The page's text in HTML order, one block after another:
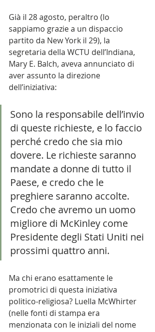
Già il 28 agosto, peraltro (lo
sappiamo grazie a un dispaccio
partito da New York il 29), la
segretaria della WCTU dell’Indiana,
Mary E. Balch, aveva annunciato di
aver assunto la direzione
dell’iniziativa:
Sono la responsabile dell’invio
di queste richieste, e lo faccio
perché credo che sia mio
dovere. Le richieste saranno
mandate a donne di tutto il
Paese, e credo che le
preghiere saranno accolte.
Credo che avremo un uomo
migliore di McKinley come
Presidente degli Stati Uniti nei
prossimi quattro anni.
Ma chi erano esattamente le
promotrici di questa iniziativa
politico-religiosa? Luella McWhirter
(nelle fonti di stampa era
menzionata con le iniziali del nome